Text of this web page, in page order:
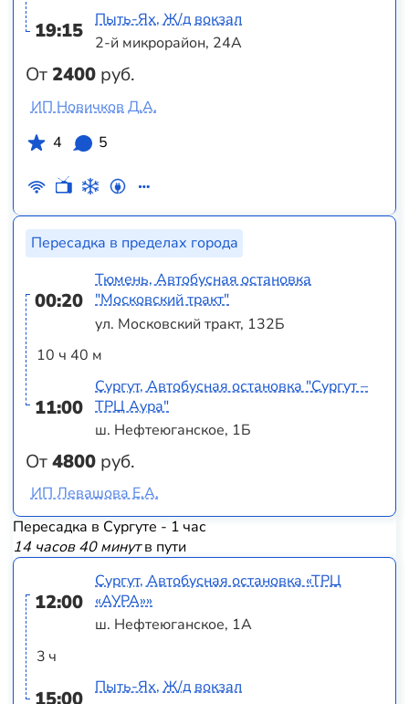
19:15
От2400 руб.
Пыть-Ях, Ж/д вокзал
2-й микрорайон, 24А
ИП Новичков Д.А.
4
5
Пересадка в пределах города
00:20
10 ч 40 м
11:00
От4800 руб.
Тюмень, Автобусная остановка
"Московский тракт"
ул. Московский тракт, 132Б
Сургут, Автобусная остановка "Сургут –
ТРЦ Аура"
ш. Нефтеюганское, 1Б
ИП Левашова Е.А.
Пересадка в Сургуте - 1 час
14 часов 40 минутв пути
12:00
3 ч
15:00
Сургут, Автобусная остановка «ТРЦ
«АУРА»»
ш. Нефтеюганское, 1А
Пыть-Ях, Ж/д вокзал